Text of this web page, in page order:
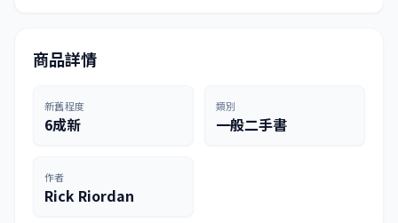
商品詳情
新舊程度
6成新
類別
一般二手書
作者
Rick Riordan